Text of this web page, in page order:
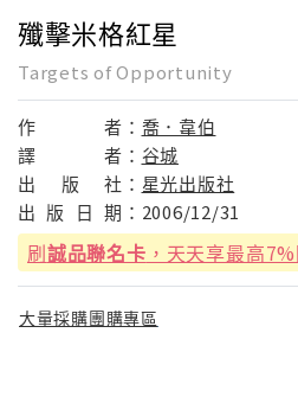
殲擊米格紅星
Targets of Opportunity
作 者： 喬．韋伯
譯
者： 谷城
出
版 社： 星光出版社
出 版 日 期： 2006/12/31
刷誠品聯名卡 ，天天享最高
大量採購團購專區